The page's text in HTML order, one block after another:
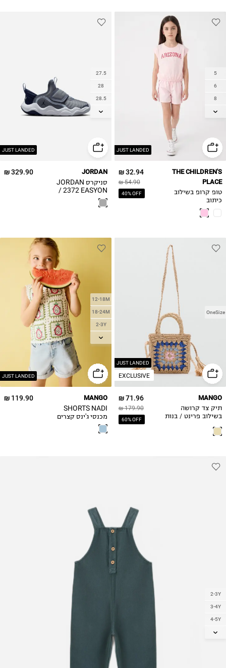
JUST LANDED
5
6
8
10
14
32.94 ₪
54.90 ₪
40% OFF
THE CHILDREN'S
PLACE
טופ קרופ בשילוב
כיתוב
JUST LANDED
27.5
28
28.5
30
32
34
35
329.90 ₪ JORDAN
סניקרס JORDAN
2372 EASYON /
בנים
JUST LANDED
EXCLUSIVE
OneSize
71.96 ₪
179.90 ₪
60% OFF
MANGO
תיק צד קרושה
בשילוב פרינט / בנות
JUST LANDED
12-18M
18-24M
2-3Y
3-4Y
5-6Y
119.90 ₪ MANGO
SHORTS NADI
מכנסי ג'ינס קצרים
2-3Y
3-4Y
4-5Y
5-6Y